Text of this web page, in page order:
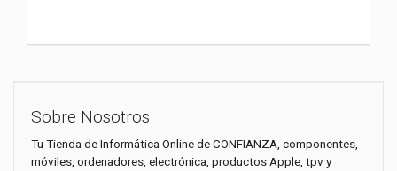
Sobre Nosotros
Tu Tienda de Informática Online de CONFIANZA, componentes,
móviles, ordenadores, electrónica, productos Apple, tpv y